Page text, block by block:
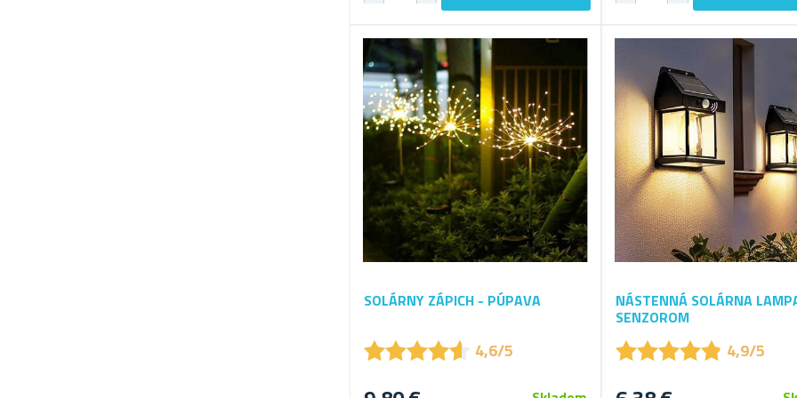
SOLÁRNY ZÁPICH - PÚPAVA
★★★★★
★★★★★ 4,6/5
NÁSTENNÁ SOLÁRNA
SENZOROM
★★★★★
★★★★★ 4,9/5